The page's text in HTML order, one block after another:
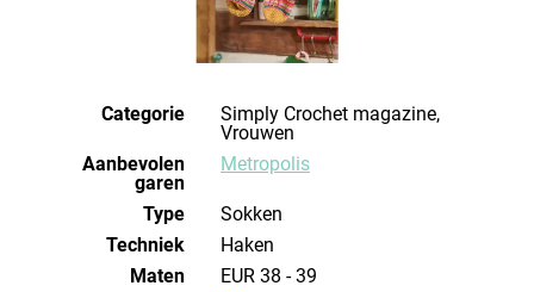
Categorie
Simply Crochet magazine,
Vrouwen
Aanbevolen
garen
Metropolis
Type
Sokken
Techniek
haken
Maten
EUR 38 - 39